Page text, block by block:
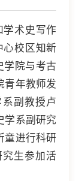
学术史写作
心校区知新
学院与考古
青年教师发
副教授卢
学系副研究
童进行科研
生参加活